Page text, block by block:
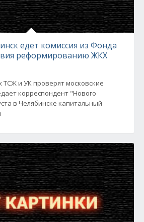
едет комиссия из Фонда
реформированию ЖКХ
ТСЖ и УК проверят московские
корреспондент "Нового
в Челябинске капитальный